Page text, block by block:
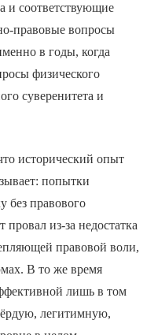
и соответствующие
правовые вопросы
в годы, когда
физического
суверенитета и
исторический опыт
попытки
без правового
провал из-за недостатка
правовой воли,
В то же время
лишь в том
легитимную,